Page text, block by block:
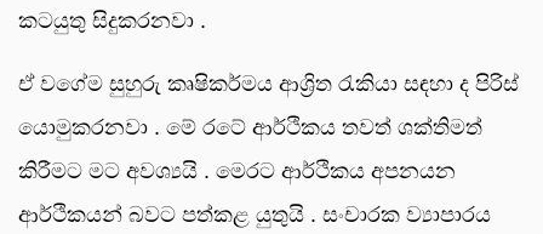
කටයුතු සිදුකරනවා .
ඒ වගේම සුහුරු කෘෂිකර්මය ආශ්‍රිත රැකියා සඳහා ද පිරිස්
යොමුකරනවා . මේ රටේ ආර්ථිකය තවත් ශක්තිමත්
කිරීමට මට අවශ්‍යයි . මෙරට ආර්ථිකය අපනයන
ආර්ථිකයන් බවට පත්කළ යුතුයි . සංචාරක ව්‍යාපාරය